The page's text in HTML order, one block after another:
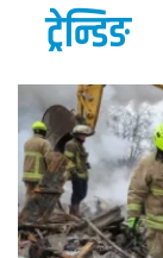
ट्रेन्डिङ